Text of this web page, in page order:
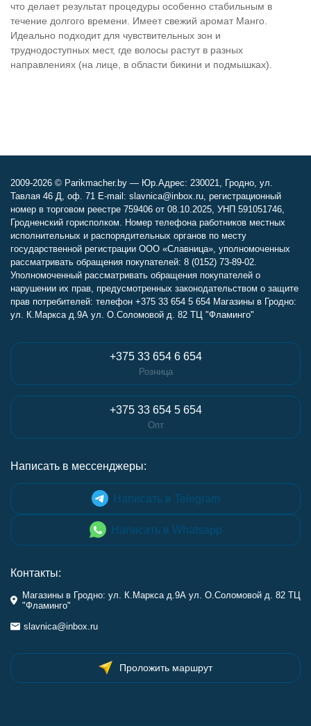
что делает результат процедуры особенно стабильным в
течение долгого времени. Имеет свежий аромат Манго.
Идеально подходит для чувствительных зон и
труднодоступных мест, где волосы растут в разных
направлениях (на лице, в области бикини и подмышках).
2009-2026 © Parikmacher.by — Юр.Адрес: 230021, Гродно, ул.
Тавлая 46 Д, оф. 71 E-mail: slavnica@inbox.ru, регистрационный
номер в торговом реестре 759406 от 08.10.2025, УНП 591051746,
Гродненский горисполком. Номер телефона работников местных
исполнительных и распорядительных органов по месту
государственной регистрации ООО «Славница», уполномоченных
рассматривать обращения покупателей: 8 (0152) 73-89-02.
Уполномоченный рассматривать обращения покупателей о
нарушении их прав, предусмотренных законодательством о защите
прав потребителей: телефон +375 33 654 5 654 Магазины в Гродно:
ул. К.Маркса д.9А ул. О.Соломовой д. 82 ТЦ "Фламинго"
+375 33 654 6 654
Розница
+375 33 654 5 654
Опт
Написать в мессенджеры:
Написать в Telegram
Написать в Whatsapp
Контакты:
Магазины в Гродно: ул. К.Маркса д.9А ул. О.Соломовой д. 82 ТЦ
"Фламинго"
slavnica@inbox.ru
Проложить маршрут